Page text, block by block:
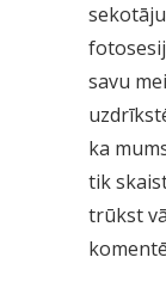
savu
ka
tik
trūkst